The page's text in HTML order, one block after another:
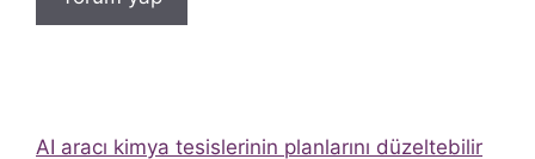
AI aracı kimya tesislerinin planlarını düzeltebilir